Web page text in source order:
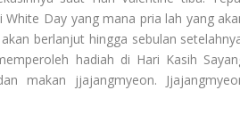
Day yang mana pria lah yang
berlanjut hingga sebulan
hadiah di Hari Kasih
makan jjajangmyeon.